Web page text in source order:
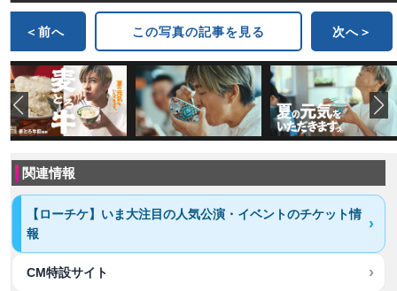
＜前へ この写真の記事を見る 次へ＞
関連情報
【ローチケ】いま大注目の人気公演・イベントのチケット情
報
CM特設サイト